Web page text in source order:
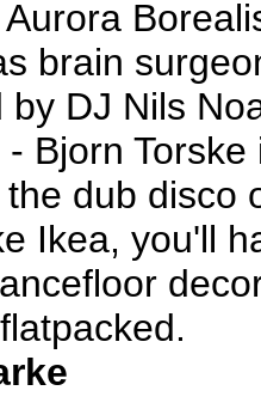
brain
by DJ Nils
Bjorn
dub disco
Ikea, you'll